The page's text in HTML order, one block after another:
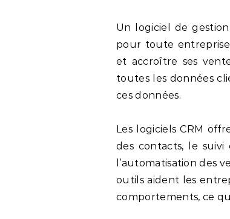
Un logiciel de gestion de la relation client (CRM) est une composante vitale
pour toute
et accroître ses
toutes les données
ces données.
Les logiciels CRM
des contacts, le suivi
l’automatisation des
outils aident les
comportements, ce